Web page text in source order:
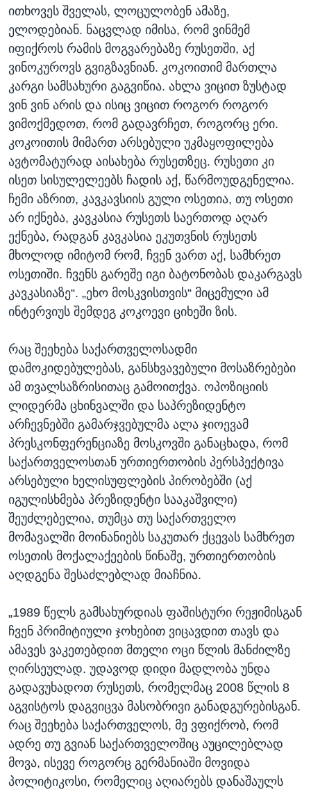
ითხოვეს შველას, ლოცულობენ ამაზე,
ელოდებიან. ნაცვლად იმისა, რომ ვინმემ
იფიქროს რამის მოგვარებაზე რუსეთში, აქ
ვინოკუროვს გვიგზავნიან. კოკოითიმ მართლა
კარგი სამსახური გაგვიწია. ახლა ვიცით ზუსტად
ვინ ვინ არის და ისიც ვიცით როგორ როგორ
ვიმოქმედოთ, რომ გადავრჩეთ, როგორც ერი.
კოკოითის მიმართ არსებული უკმაყოფილება
ავტომატურად აისახება რუსეთზეც. რუსეთი კი
ისეთ სისულელეებს ჩადის აქ, წარმოუდგენელია.
ჩემი აზრით, კავკავსიის გული ოსეთია, თუ ოსეთი
არ იქნება, კავკასია რუსეთს საერთოდ აღარ
ექნება, რადგან კავკასია ეკუთვნის რუსეთს
მხოლოდ იმიტომ რომ, ჩვენ ვართ აქ, სამხრეთ
ოსეთიში. ჩვენს გარეშე იგი ბატონობას დაკარგავს
კავკასიაზე“. „ეხო მოსკვისთვის“ მიცემული ამ
ინტერვიუს შემდეგ კოკოევი ციხეში ზის.
რაც შეეხება საქართველოსადმი
დამოკიდებულებას, განსხვავებული მოსაზრებები
ამ თვალსაზრისითაც გამოითქვა. ოპოზიციის
ლიდერმა ცხინვალში და საპრეზიდენტო
არჩევნებში გამარჯვებულმა ალა ჯიოევამ
პრესკონფერენციაზე მოსკოვში განაცხადა, რომ
საქართველოსთან ურთიერთობის პერსპექტივა
არსებული ხელისუფლების პირობებში (აქ
იგულისხმება პრეზიდენტი სააკაშვილი)
შეუძლებელია, თუმცა თუ საქართველო
მომავალში მოინანიებს საკუთარ ქცევას სამხრეთ
ოსეთის მოქალაქეების წინაშე, ურთიერთობის
აღდგენა შესაძლებლად მიაჩნია.
„1989 წელს გამსახურდიას ფაშისტური რეჟიმისგან
ჩვენ პრიმიტიული ჯოხებით ვიცავდით თავს და
ამავეს ვაკეთებდით მთელი ოცი წლის მანძილზე
ღირსეულად. უდავოდ დიდი მადლობა უნდა
გადავუხადოთ რუსეთს, რომელმაც 2008 წლის 8
აგვისტოს დაგვიცვა მასობრივი განადგურებისგან.
რაც შეეხება საქართველოს, მე ვფიქრობ, რომ
ადრე თუ გვიან საქართველოშიც აუცილებლად
მოვა, ისევე როგორც გერმანიაში მოვიდა
პოლიტიკოსი, რომელიც აღიარებს დანაშაულს